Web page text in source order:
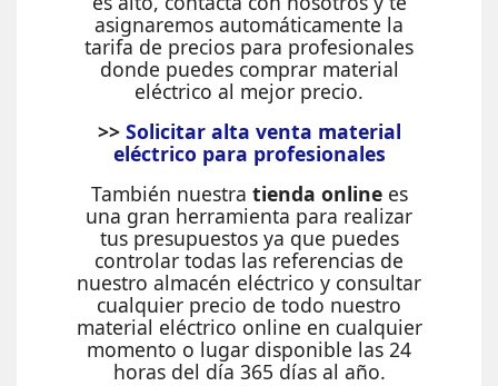
asignaremos automáticamente la
tarifa de precios para profesionales
donde puedes comprar material
eléctrico al mejor precio.
>> Solicitar alta venta material
eléctrico para profesionales
También nuestra tienda onlinees
una gran herramienta para realizar
tus presupuestos ya que puedes
controlar todas las referencias de
nuestro almacén eléctrico y consultar
cualquier precio de todo nuestro
material eléctrico online en cualquier
momento o lugar disponible las 24
horas del día 365 días al año.